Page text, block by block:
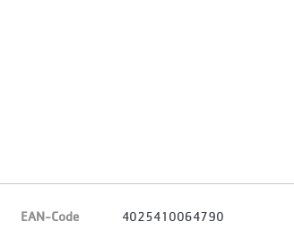
EAN-Code 4025410064790